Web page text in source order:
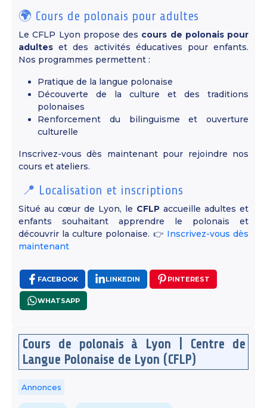
🌍 Cours de polonais pour adultes
Le CFLP Lyon propose des cours de polonais pour
adultes et des activités éducatives pour enfants.
Nos programmes permettent :
Pratique de la langue polonaise
Découverte de la culture et des traditions
polonaises
Renforcement du bilinguisme et ouverture
culturelle
Inscrivez-vous dès maintenant pour rejoindre nos
cours et ateliers.
📍 Localisation et inscriptions
Situé au cœur de Lyon, le CFLP accueille adultes et
enfants souhaitant apprendre le polonais et
découvrir la culture polonaise. 👉 Inscrivez-vous dès
maintenant
FACEBOOK LINKEDIN PINTEREST
WHATSAPP
Cours de polonais à Lyon | Centre de
Langue Polonaise de Lyon (CFLP)
Annonces